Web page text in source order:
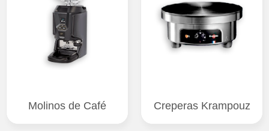
Molinos de Café Creperas Krampouz